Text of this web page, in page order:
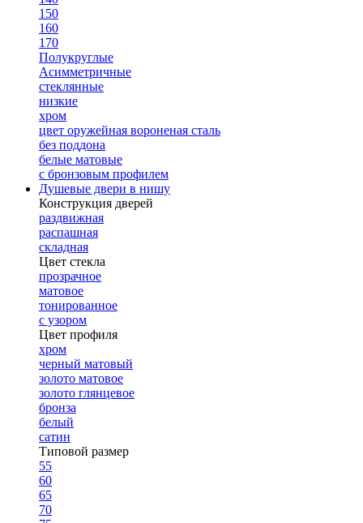
150
160
170
Полукруглые
Асимметричные
стеклянные
низкие
хром
цвет оружейная вороненая сталь
без поддона
белые матовые
с бронзовым профилем
Душевые двери в нишу
Конструкция дверей
раздвижная
распашная
складная
Цвет стекла
прозрачное
матовое
тонированное
с узором
Цвет профиля
хром
черный матовый
золото матовое
золото глянцевое
бронза
белый
сатин
Типовой размер
55
60
65
70